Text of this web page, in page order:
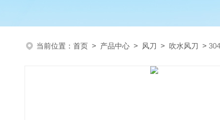
当前位置： 首页 > 产品中心 > 风刀 > 吹水风刀 >